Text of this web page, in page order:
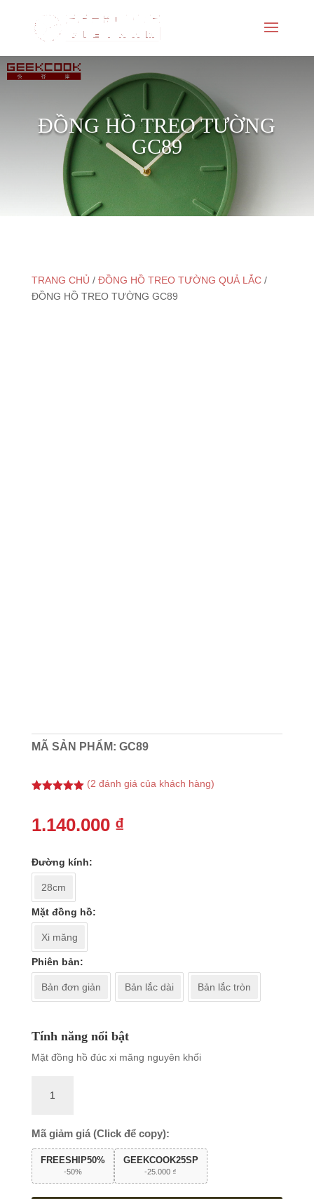
ĐỒNG HỒ TREO TƯỜNG
GC89
TRANG CHỦ / ĐỒNG HỒ TREO TƯỜNG QUẢ LẮC/
ĐỒNG HỒ TREO TƯỜNG GC89
MÃ SẢN PHẨM: GC89
đánh giá
(2 đánh giá của khách hàng)
1.140.000 ₫
Đường kính
28cm
Mặt đồng hồ
Xi măng
Phiên bản
Bản đơn giản Bản lắc dài Bản lắc tròn
Tính năng nổi bật
Mặt đồng hồ đúc xi măng nguyên khối
tường
GC89
số
lượng
Mã giảm giá (Click để copy):
FREESHIP50%
-50%
GEEKCOOK25SP
-25.000 ₫